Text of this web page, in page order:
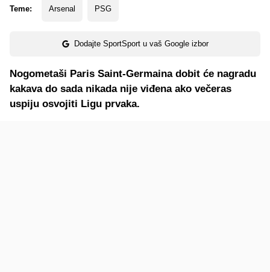
Teme: Arsenal PSG
Dodajte SportSport u vaš Google izbor
Nogometaši Paris Saint-Germaina dobit će nagradu
kakava do sada nikada nije viđena ako večeras
uspiju osvojiti Ligu prvaka.